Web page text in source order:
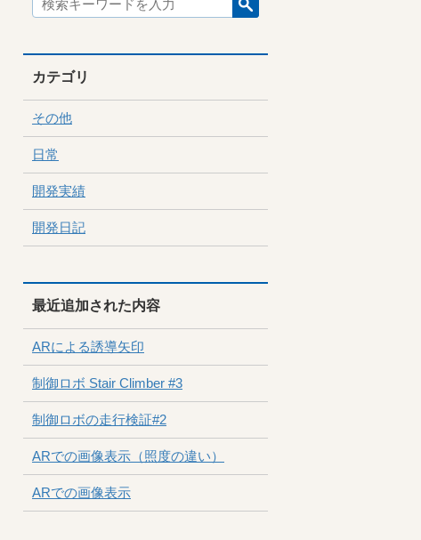
カテゴリ
その他
日常
開発実績
開発日記
最近追加された内容
ARによる誘導矢印
制御ロボ Stair Climber #3
制御ロボの走行検証#2
ARでの画像表示（照度の違い）
ARでの画像表示